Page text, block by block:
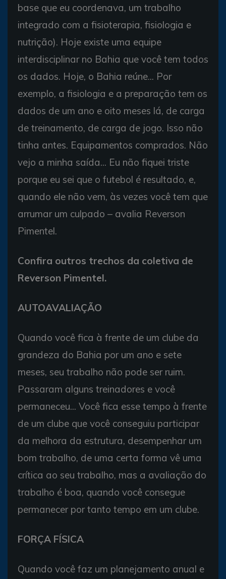
base que eu coordenava, um trabalho
integrado com a fisioterapia, fisiologia e
nutrição). Hoje existe uma equipe
interdisciplinar no Bahia que você tem todos
os dados. Hoje, o Bahia reúne... Por
exemplo, a fisiologia e a preparação tem os
dados de um ano e oito meses lá, de carga
de treinamento, de carga de jogo. Isso não
tinha antes. Equipamentos comprados. Não
vejo a minha saída... Eu não fiquei triste
porque eu sei que o futebol é resultado, e,
quando ele não vem, às vezes você tem que
arrumar um culpado – avalia Reverson
Pimentel.
Confira outros trechos da coletiva de
Reverson Pimentel.
AUTOAVALIAÇÃO
Quando você fica à frente de um clube da
grandeza do Bahia por um ano e sete
meses, seu trabalho não pode ser ruim.
Passaram alguns treinadores e você
permaneceu... Você fica esse tempo à frente
de um clube que você conseguiu participar
da melhora da estrutura, desempenhar um
bom trabalho, de uma certa forma vê uma
crítica ao seu trabalho, mas a avaliação do
trabalho é boa, quando você consegue
permanecer por tanto tempo em um clube.
FORÇA FÍSICA
Quando você faz um planejamento anual e